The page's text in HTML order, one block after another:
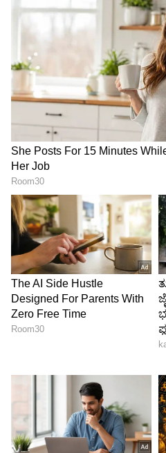
ಹೆಸರುವಾಸಿಯಾಗಿದ್ದಾರೆ ಮತ್ತು
ಮೀಸಲಿಡಬಹುದು. ಅವರು
ಒಳಗಾಗುವುದಿಲ್ಲ ಆದರೆ
ಮಂದಗೊಳಿಸುವಂತಹ
ತರ್ಕಬದ್ಧಗೊಳಿಸುತ್ತಾರೆ.
ಮಕರ(Capricorn)
ಮಕರ ಹಳೆಯ ಆತ್ಮಗಳು,
ಹೆಚ್ಚು ಒಲವು ತೋರುತ್ತಾರೆ.
ಸ್ನೇಹಿತರು ಮತ್ತು ಕುಟುಂಬಗಳಿಗೆ